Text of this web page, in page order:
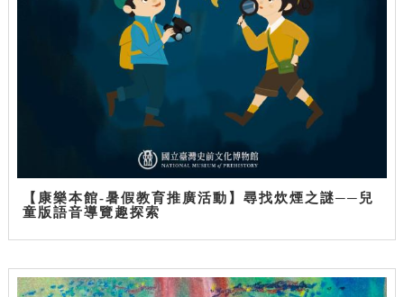
【康樂本館-暑假教育推廣活動】尋找炊煙之謎──兒
童版語音導覽趣探索